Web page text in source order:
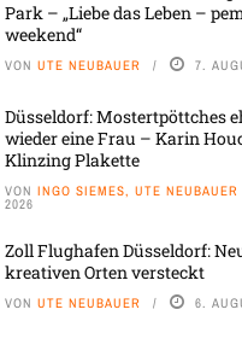
Park – „Liebe das Leben –
weekend“
VON UTE NEUBAUER 7.
Düsseldorf: Mostertpöttches
wieder eine Frau – Karin
Klinzing Plakette
VON INGO SIEMES, UTE NEUBAUER
2026
Zoll Flughafen Düsseldorf:
kreativen Orten versteckt
VON UTE NEUBAUER 6.